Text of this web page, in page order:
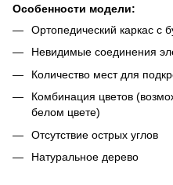
Особенности модели:
Ортопедический каркас с
Невидимые соединения
Количество мест для
Комбинация цветов
белом цвете)
Отсутствие острых углов
Натуральное дерево